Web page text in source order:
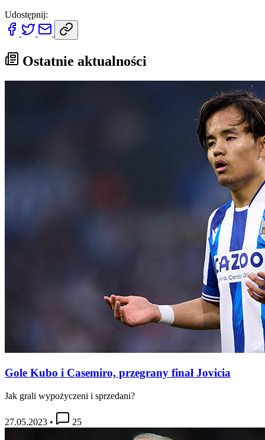
Udostępnij:
Ostatnie aktualności
Gole Kubo i Casemiro, przegrany finał Jovicia
Jak grali wypożyczeni i sprzedani?
27.05.2023 • 25